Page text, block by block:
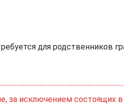
для родственников
за исключением состоящих